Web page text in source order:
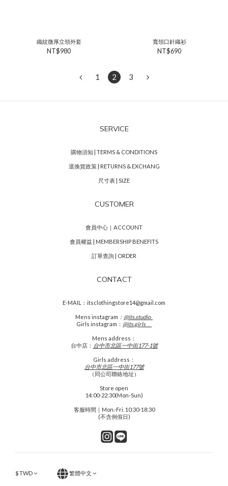
織紋微厚立領外套
NT$980
寬領口針織衫
NT$690
1 2 3
SERVICE
購物須知 | TERMS & CONDITIONS
退換貨政策 | RETURNS & EXCHANG
尺寸表 | SIZE
CUSTOMER
會員中心｜ACCOUNT
會員權益 | MEMBERSHIP BENEFITS
訂單查詢 | ORDER
CONTACT
E-MAIL：itsclothingstore14@gmail.com
Mens instagram ： @its.studio_
Girls instagram： @its.girls___
Mens address：
台中店： 台中市北區一中街177-1號
Girls address：
台中市北區一中街177號
（同公司聯絡地址）
Store open
14:00-22:30(Mon-Sun)
客服時間｜Mon.-Fri. 10:30-18:30
(不含例假日)
$TWD 繁體中文